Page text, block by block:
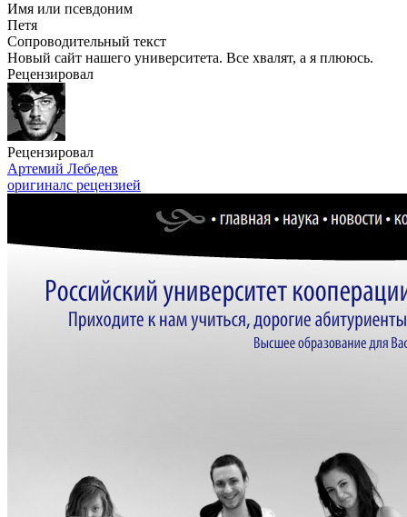
Имя или псевдоним
Петя
Сопроводительный текст
Новый сайт нашего университета. Все хвалят, а я плююсь.
Рецензировал
Рецензировал
Артемий Лебедев
оригиналс рецензией